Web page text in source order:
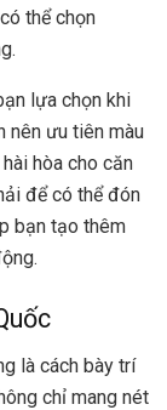
thể chọn
lựa chọn khi
nên ưu tiên màu
hòa cho căn
để có thể đón
bạn tạo thêm
là cách bày trí
chỉ mang nét